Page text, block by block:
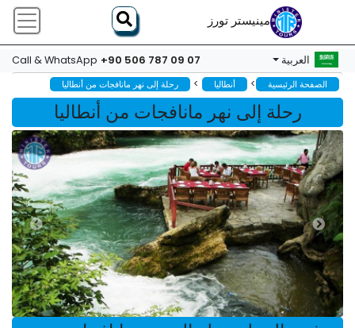
مينيستر تورز
العربية Call & WhatsApp +90 506 787 09 07
الصفحة الرئيسية > أنطاليا > رحلة إلى نهر مانافجات من أنطاليا
رحلة إلى نهر مانافجات من أنطاليا